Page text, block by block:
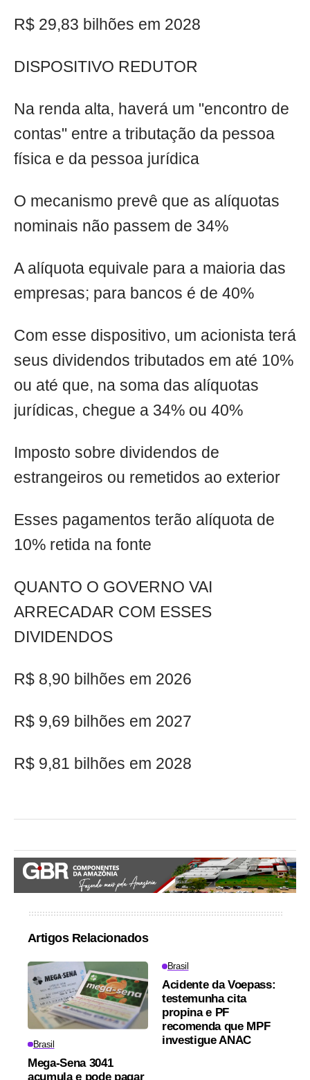
R$ 29,83 bilhões em 2028
DISPOSITIVO REDUTOR
Na renda alta, haverá um "encontro de
contas" entre a tributação da pessoa
física e da pessoa jurídica
O mecanismo prevê que as alíquotas
nominais não passem de 34%
A alíquota equivale para a maioria das
empresas; para bancos é de 40%
Com esse dispositivo, um acionista terá
seus dividendos tributados em até 10%
ou até que, na soma das alíquotas
jurídicas, chegue a 34% ou 40%
Imposto sobre dividendos de
estrangeiros ou remetidos ao exterior
Esses pagamentos terão alíquota de
10% retida na fonte
QUANTO O GOVERNO VAI
ARRECADAR COM ESSES
DIVIDENDOS
R$ 8,90 bilhões em 2026
R$ 9,69 bilhões em 2027
R$ 9,81 bilhões em 2028
Artigos Relacionados
Brasil
Mega-Sena 3041
acumula e pode pagar
Brasil
Acidente da Voepass:
testemunha cita
propina e PF
recomenda que MPF
investigue ANAC